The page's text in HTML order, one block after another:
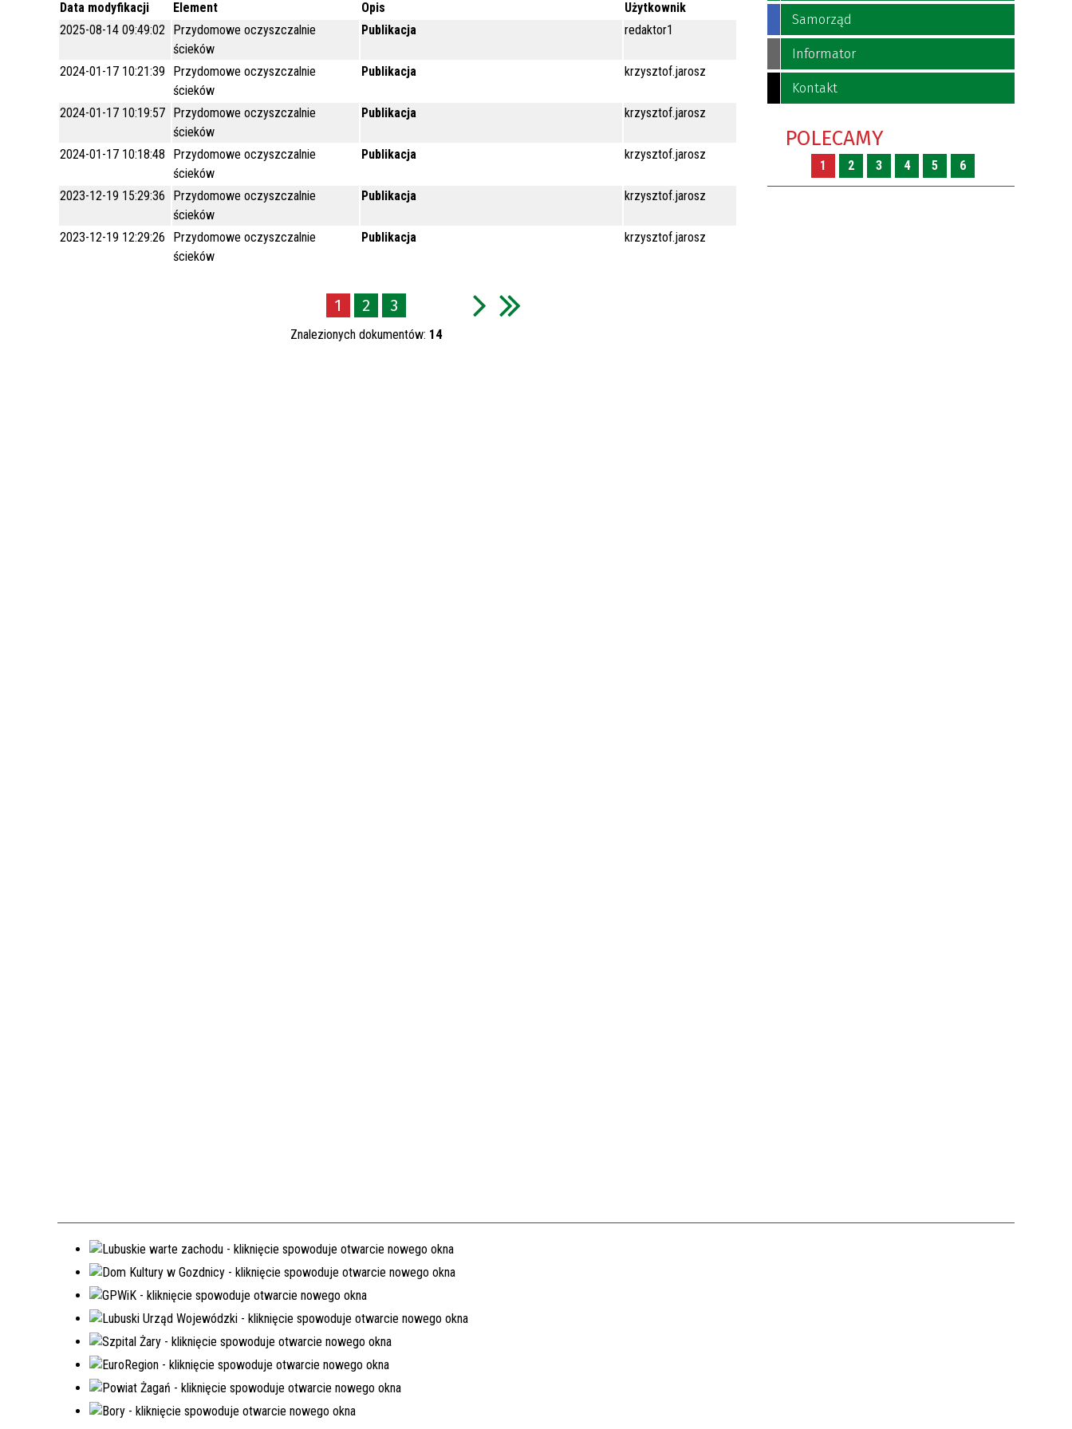
WILKI NAD NYSĄ
SYSTEM INFORMACJI
PRZESTRZENNEJ
NAJWYŻSZY CERAMICZNY POMNIK W
MIEJSKIE JEDNOSTKI
ORGANIZACYJNE
POMOC SPOŁECZNA
KULTURA / KALENDARZ IMPREZ
SPORT I REKREACJA
JAKOŚĆ WODY DO SPOŻYCIA
PRAWNEJ
CMENTARZ KOMUNALNY
Data modyfikacji Element Opis
Użytkownik
2025-08-14 09:49:02
Przydomowe oczyszczalnie
ścieków
Publikacja redaktor1
2024-01-17 10:21:39
Przydomowe oczyszczalnie
ścieków
Publikacja krzysztof.jarosz
2024-01-17 10:19:57 Przydomowe oczyszczalnie
ścieków
Publikacja krzysztof.jarosz
2024-01-17 10:18:48
Przydomowe oczyszczalnie
ścieków
Publikacja krzysztof.jarosz
2023-12-19 15:29:36
Przydomowe oczyszczalnie
ścieków
Publikacja krzysztof.jarosz
2023-12-19 12:29:26
Przydomowe oczyszczalnie
ścieków
Publikacja krzysztof.jarosz
1 2 3
Znalezionych dokumentów: 14
Samorząd
Informator
Kontakt
POLECAMY
1 2 3 4 5 6